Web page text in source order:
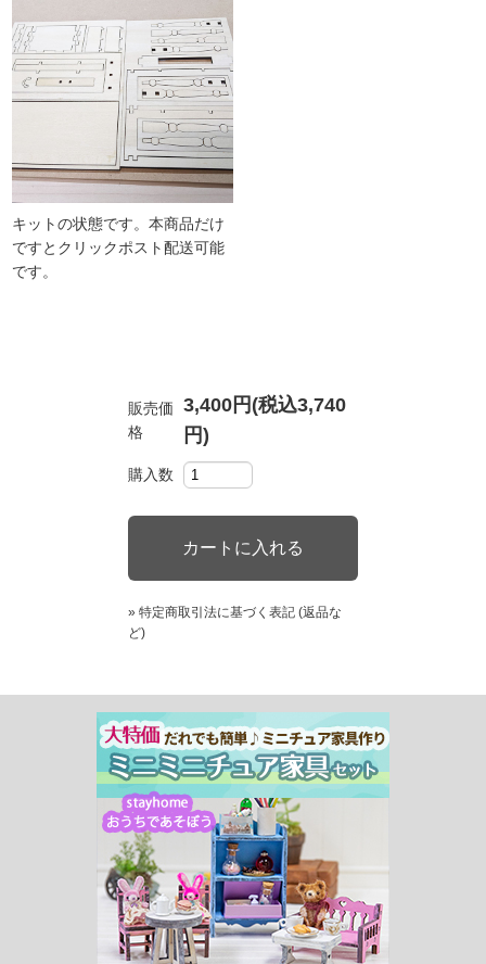
キットの状態です。本商品だけ
ですとクリックポスト配送可能
です。
販売価
格
3,400円(税込3,740
円)
購入数
» 特定商取引法に基づく表記 (返品な
ど)